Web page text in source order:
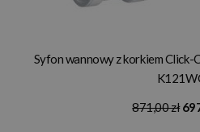
Syfon wannowy z korkiem Click-
871,00 zł